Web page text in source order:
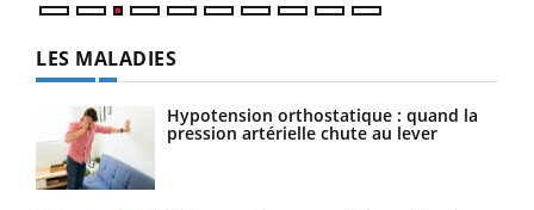
LES MALADIES
Hypotension orthostatique : quand la
pression artérielle chute au lever